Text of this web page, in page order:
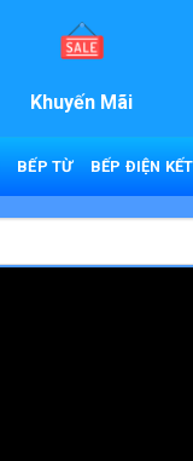
Khuyến Mãi
BẾP TỪ BẾP ĐIỆN